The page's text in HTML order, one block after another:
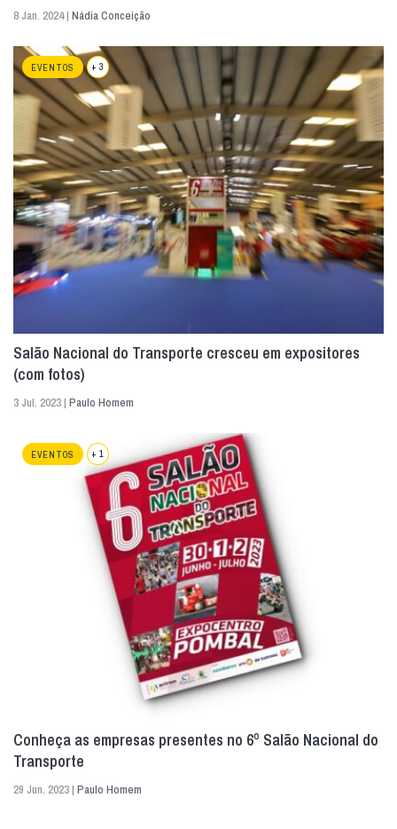
8 Jan. 2024 | Nádia Conceição
EVENTOS + 3
Salão Nacional do Transporte cresceu em expositores
(com fotos)
3 Jul. 2023 | Paulo Homem
EVENTOS + 1
Conheça as empresas presentes no 6º Salão Nacional do
Transporte
29 Jun. 2023 | Paulo Homem